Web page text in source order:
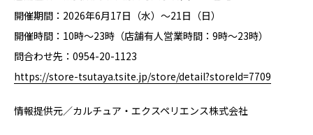
開催期間：2026年6月17日（水）～21日（日）
開催時間：10時～23時（店舗有人営業時間：9時～23時）
問合わせ先：0954-20-1123
https://store-tsutaya.tsite.jp/store/detail?storeId=7709
情報提供元／カルチュア・エクスペリエンス株式会社